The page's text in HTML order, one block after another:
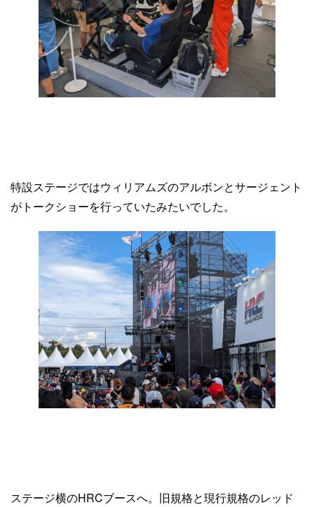
特設ステージではウィリアムズのアルボンとサージェント
がトークショーを行っていたみたいでした。
ステージ横のHRCブースへ。旧規格と現行規格のレッド